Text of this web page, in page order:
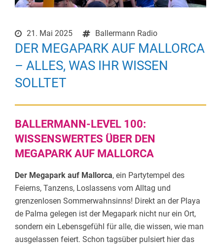
21. Mai 2025 Ballermann Radio
DER MEGAPARK AUF MALLORCA
– ALLES, WAS IHR WISSEN
SOLLTET
BALLERMANN-LEVEL 100:
WISSENSWERTES ÜBER DEN
MEGAPARK AUF MALLORCA
Der Megapark auf Mallorca, ein Partytempel des
Feierns, Tanzens, Loslassens vom Alltag und
grenzenlosen Sommerwahnsinns! Direkt an der Playa
de Palma gelegen ist der Megapark nicht nur ein Ort,
sondern ein Lebensgefühl für alle, die wissen, wie man
ausgelassen feiert. Schon tagsüber pulsiert hier das